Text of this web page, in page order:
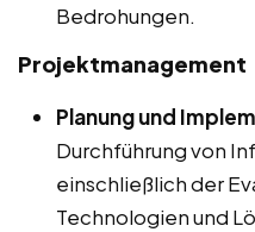
Bedrohungen.
Projektmanagement
Planung und
Durchführung von
einschließlich der
Technologien und